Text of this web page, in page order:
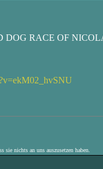
DOG RACE OF
sie nichts an uns auszusetzen haben.